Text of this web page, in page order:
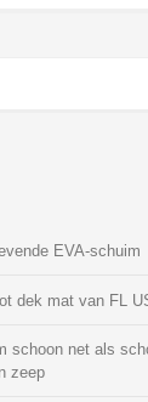
EVA-schuim
dek mat van FL
schoon net als
zeep